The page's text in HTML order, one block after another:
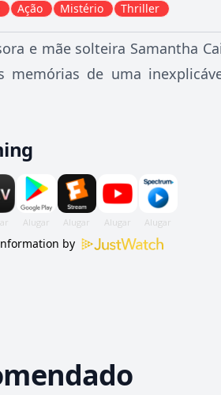
Ação Mistério Thriller
e mãe solteira Samantha
memórias de uma
ter. Ao contratar Mitch
a querem de volta.
by